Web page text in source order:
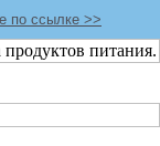
по ссылке >>